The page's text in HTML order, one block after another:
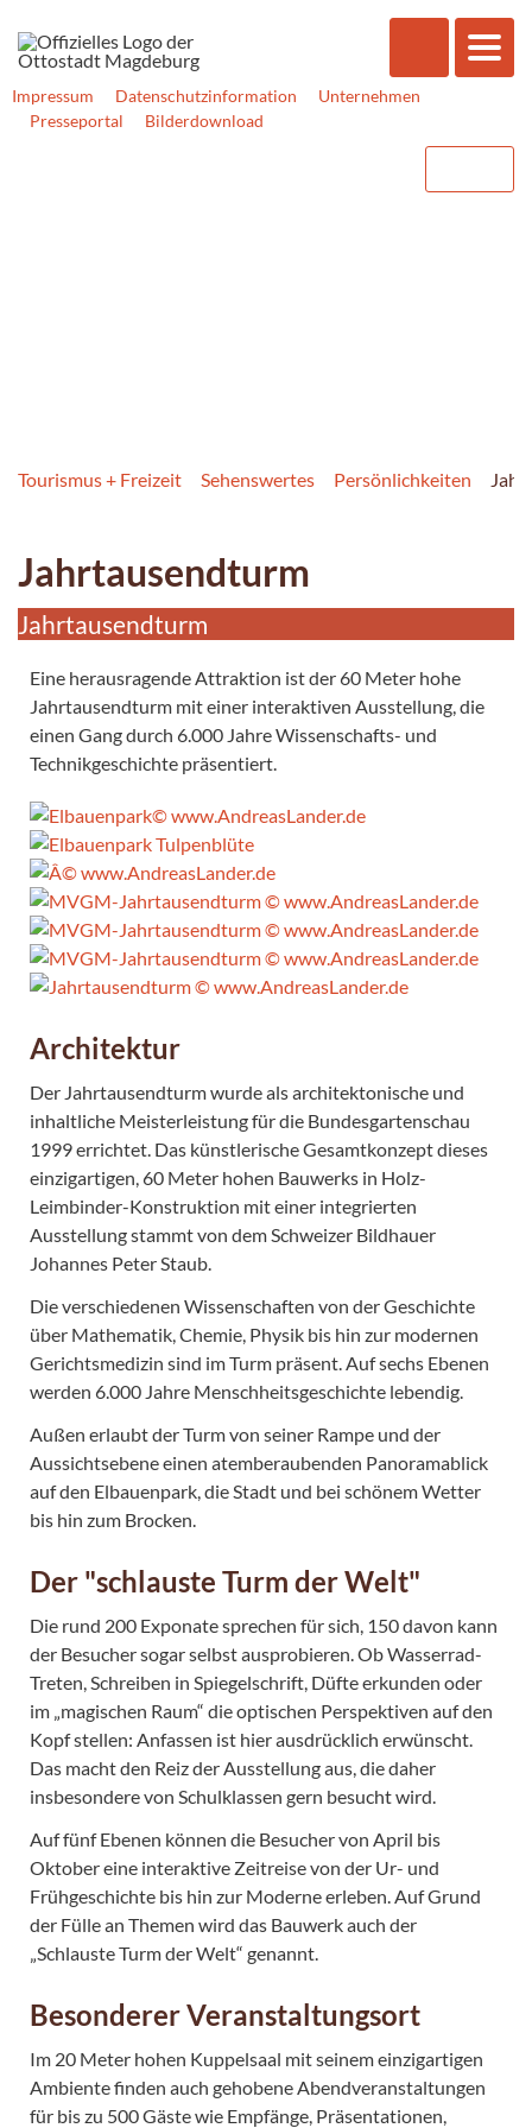
Impressum Datenschutzinformation
Unternehmen
Presseportal
Bilderdownload
Tourismus + Freizeit Sehenswertes Persönlichkeiten
Jahrtausendturm
Jahrtausendturm
Eine herausragende Attraktion ist der 60 Meter hohe
Jahrtausendturm mit einer interaktiven Ausstellung, die
einen Gang durch 6.000 Jahre Wissenschafts- und
Technikgeschichte präsentiert.
Architektur
Der Jahrtausendturm wurde als architektonische und
inhaltliche Meisterleistung für die Bundesgartenschau
1999 errichtet. Das künstlerische Gesamtkonzept dieses
einzigartigen, 60 Meter hohen Bauwerks in Holz-
Leimbinder-Konstruktion mit einer integrierten
Ausstellung stammt von dem Schweizer Bildhauer
Johannes Peter Staub.
Die verschiedenen Wissenschaften von der Geschichte
über Mathematik, Chemie, Physik bis hin zur modernen
Gerichtsmedizin sind im Turm präsent. Auf sechs Ebenen
werden 6.000 Jahre Menschheitsgeschichte lebendig.
Außen erlaubt der Turm von seiner Rampe und der
Aussichtsebene einen atemberaubenden Panoramablick
auf den Elbauenpark, die Stadt und bei schönem Wetter
bis hin zum Brocken.
Der "schlauste Turm der Welt"
Die rund 200 Exponate sprechen für sich, 150 davon kann
der Besucher sogar selbst ausprobieren. Ob Wasserrad-
Treten, Schreiben in Spiegelschrift, Düfte erkunden oder
im „magischen Raum“ die optischen Perspektiven auf den
Kopf stellen: Anfassen ist hier ausdrücklich erwünscht.
Das macht den Reiz der Ausstellung aus, die daher
insbesondere von Schulklassen gern besucht wird.
Auf fünf Ebenen können die Besucher von April bis
Oktober eine interaktive Zeitreise von der Ur- und
Frühgeschichte bis hin zur Moderne erleben. Auf Grund
der Fülle an Themen wird das Bauwerk auch der
„Schlauste Turm der Welt“ genannt.
Besonderer Veranstaltungsort
Im 20 Meter hohen Kuppelsaal mit seinem einzigartigen
Ambiente finden auch gehobene Abendveranstaltungen
für bis zu 500 Gäste wie Empfänge, Präsentationen,